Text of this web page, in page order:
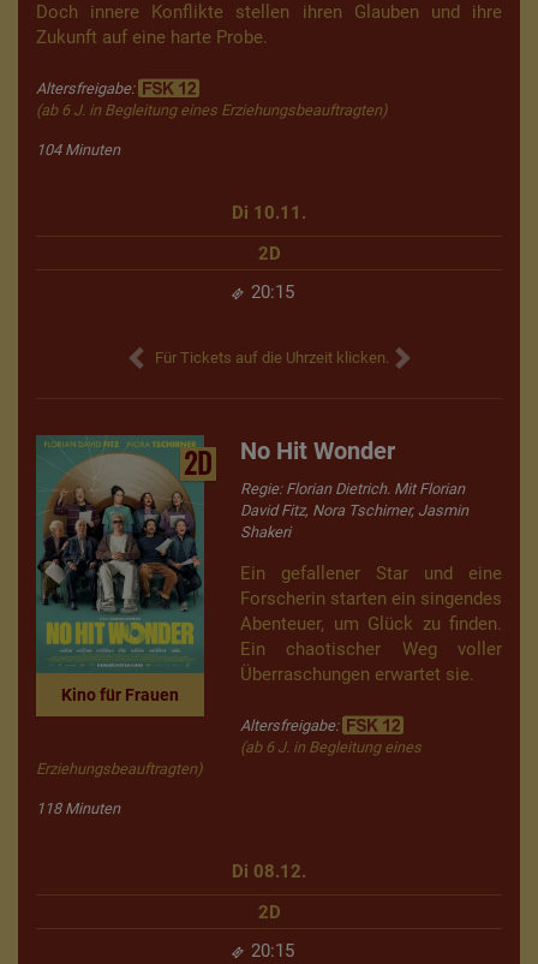
Doch innere Konflikte stellen ihren Glauben und ihre
Zukunft auf eine harte Probe.
Altersfreigabe:
(ab 6 J. in Begleitung eines Erziehungsbeauftragten)
104 Minuten
Di 10.11.
20:15
2D
Für Tickets auf die Uhrzeit klicken.
2D
Kino für Frauen
No Hit Wonder
Regie: Florian Dietrich. Mit Florian
David Fitz, Nora Tschirner, Jasmin
Shakeri
Ein gefallener Star und eine
Forscherin starten ein singendes
Abenteuer, um Glück zu finden.
Ein chaotischer Weg voller
Überraschungen erwartet sie.
Altersfreigabe:
(ab 6 J. in Begleitung eines
Erziehungsbeauftragten)
118 Minuten
Di 08.12.
20:15
2D